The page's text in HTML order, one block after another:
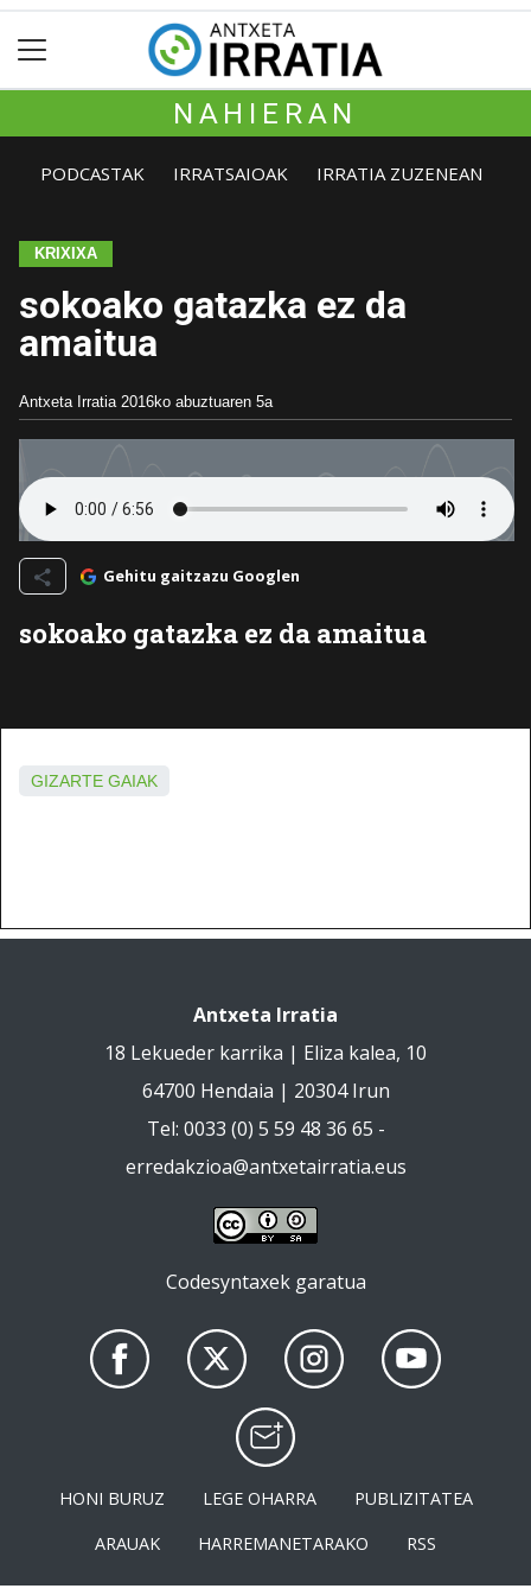
NAHIERAN
PODCASTAK IRRATSAIOAK IRRATIA ZUZENEAN
KRIXIXA
sokoako gatazka ez da
amaitua
Antxeta Irratia 2016ko abuztuaren 5a
Gehitu gaitzazu Googlen
sokoako gatazka ez da amaitua
GIZARTE GAIAK
Antxeta Irratia
18 Lekueder karrika | Eliza kalea, 10
64700 Hendaia | 20304 Irun
Tel: 0033 (0) 5 59 48 36 65 -
erredakzioa@antxetairratia.eus
Codesyntaxek garatua
HONI BURUZ LEGE OHARRA
PUBLIZITATEA
ARAUAK
HARREMANETARAKO RSS